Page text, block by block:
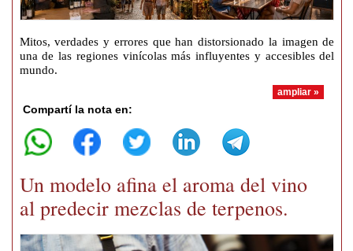
Mitos, verdades y errores que han distorsionado la imagen de
una de las regiones vinícolas más influyentes y accesibles del
mundo.
ampliar »
Compartí la nota en:
Un modelo afina el aroma del vino
al predecir mezclas de terpenos.